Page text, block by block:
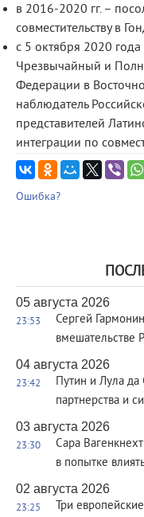
в 2016-2020 гг. –
совместительству в
с 5 октября 2020
Чрезвычайный и
Федерации в
наблюдатель
представителей
интеграции по
Ошибка?
05 августа 2026
23:53
Сергей
вмешательстве
04 августа 2026
23:42
Путин и Лула да
партнерства и
03 августа 2026
23:30
Сара
в попытке
02 августа 2026
23:25
Три